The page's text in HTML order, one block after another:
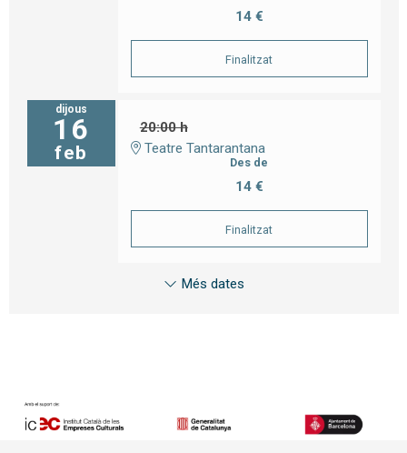
14 €
Finalitzat
dijous
16
feb
20:00 h
Teatre Tantarantana
Des de
14 €
Finalitzat
Més dates